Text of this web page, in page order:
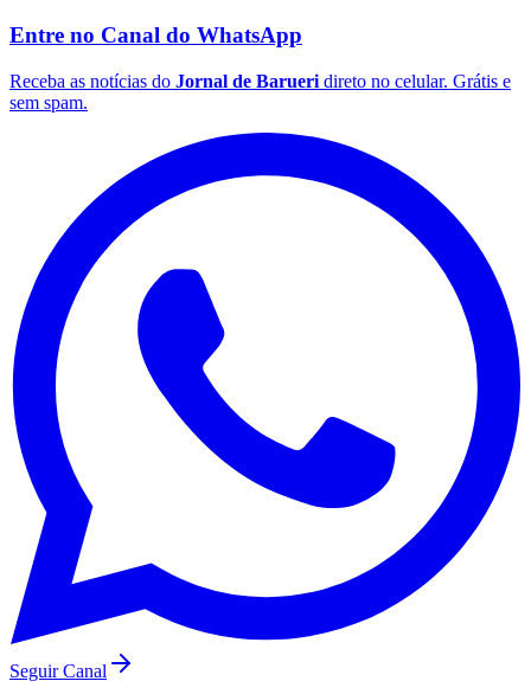
Santos
Entre no Canal do WhatsApp
Receba as notícias do Jornal de Barueri direto no celular. Grátis e
sem spam.
Seguir Canal